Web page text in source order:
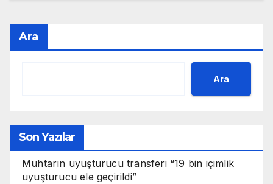
Ara
Ara
Son Yazılar
Muhtarın uyuşturucu transferi “19 bin içimlik
uyuşturucu ele geçirildi”